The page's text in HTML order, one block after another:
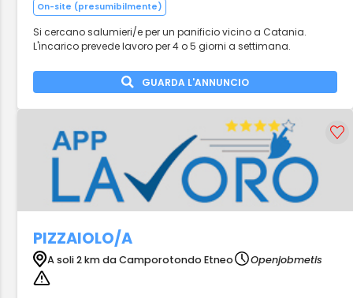
On-site (presumibilmente)
Si cercano salumieri/e per un panificio vicino a Catania.
L'incarico prevede lavoro per 4 o 5 giorni a settimana.
GUARDA L'ANNUNCIO
PIZZAIOLO/A
A soli 2 km da Camporotondo Etneo Openjobmetis